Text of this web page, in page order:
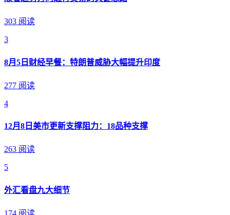
303 阅读
3
8月5日财经早餐：特朗普威胁大幅提升印度
277 阅读
4
12月8日美市更新支撑阻力：18品种支撑
263 阅读
5
外汇看盘九大细节
174 阅读